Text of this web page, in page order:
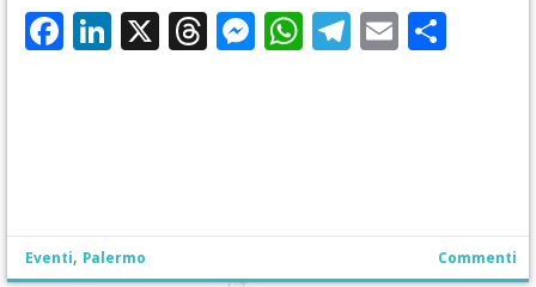
Facebook
LinkedIn
X Threads
Messenger
WhatsApp
Telegram
Email
Eventi, Palermo Commenti